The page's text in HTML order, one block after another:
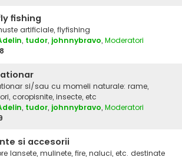
fishing
artificiale, flyfishing
, tudor, johnnybravo, Moderatori
si/sau cu momeli naturale: rame,
coropisnite, insecte, etc
, tudor, johnnybravo, Moderatori
si accesorii
lansete, mulinete, fire, naluci, etc. destinate